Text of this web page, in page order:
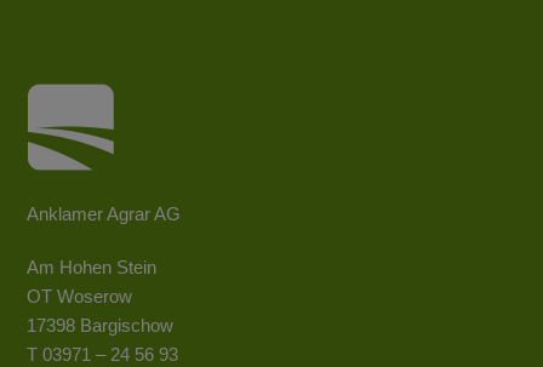
Anklamer Agrar AG
Am Hohen Stein
OT Woserow
17398 Bargischow
T 03971 – 24 56 93